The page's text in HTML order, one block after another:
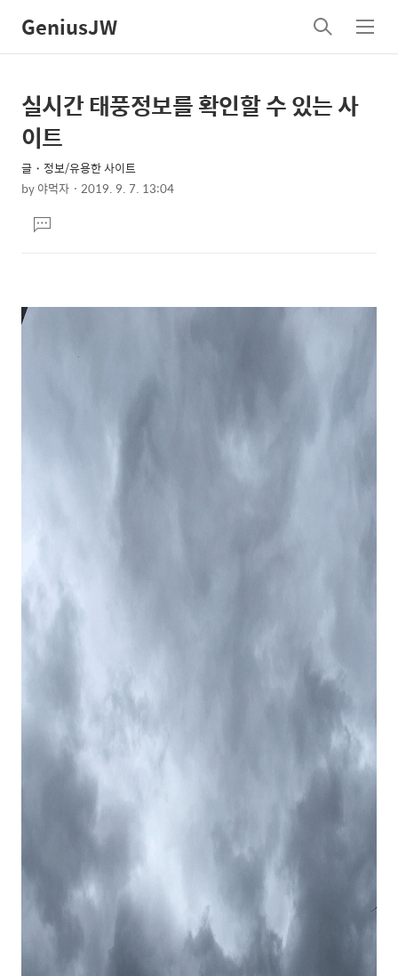
GeniusJW
검
색
메
뉴
상
세
텐
본
문
제
목
실시간 태풍정보를 확인할 수 있는 사
이트
글・정보/유용한 사이트
by야먹자 2019. 9. 7. 13:04
문댓
글